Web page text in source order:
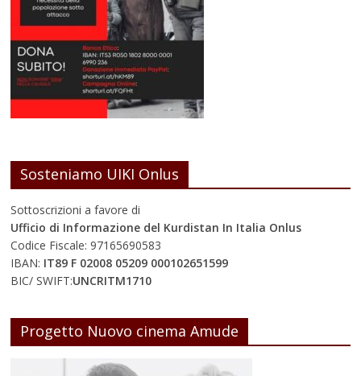
Sosteniamo UIKI Onlus
Sottoscrizioni a favore di
Ufficio di Informazione del Kurdistan In Italia Onlus
Codice Fiscale: 97165690583
IBAN: IT89 F 02008 05209 000102651599
BIC/ SWIFT:UNCRITM1710
Progetto Nuovo cinema Amude